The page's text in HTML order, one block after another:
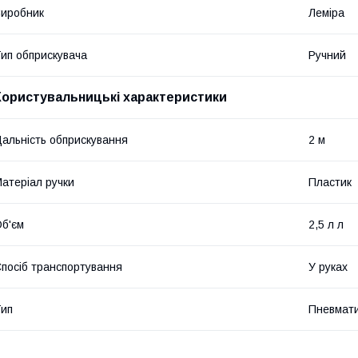
Леміра
обприскувача Ручний
характеристики
обприскування 2 м
ручки Пластик
2,5 л л
транспортування У руках